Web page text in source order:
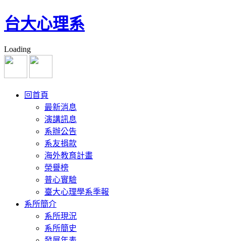
台大心理系
Loading
回首頁
最新消息
演講訊息
系辦公告
系友捐款
海外教育計畫
榮譽榜
普心實驗
臺大心理學系季報
系所簡介
系所現況
系所簡史